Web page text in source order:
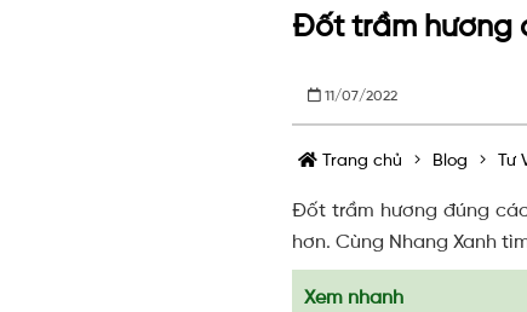
Đốt trầm hương
11/07/2022
Trang chủ Blog Tư
Đốt trầm hương đúng
hơn. Cùng Nhang Xanh
Xem nhanh